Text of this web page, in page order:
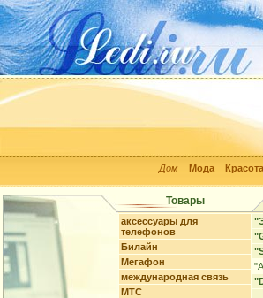
Дом Мода Красота
Товары
аксессуары для
телефонов
Билайн
Мегафон
международная связь
МТС